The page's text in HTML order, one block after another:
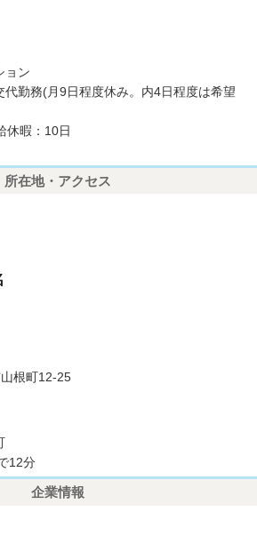
ョン
勤務(月9日程度休み。内4日程度は希望
休暇：10日
所在地・アクセス
根町12-25
12分
企業情報